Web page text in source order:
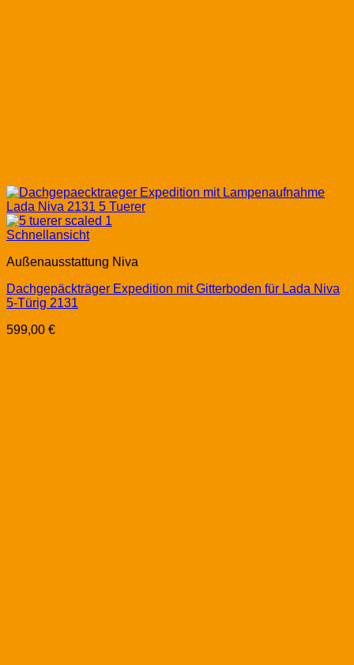
Schnellansicht
Außenausstattung Niva
Dachgepäckträger Expedition mit Gitterboden für Lada Niva
5-Türig 2131
599,00 €